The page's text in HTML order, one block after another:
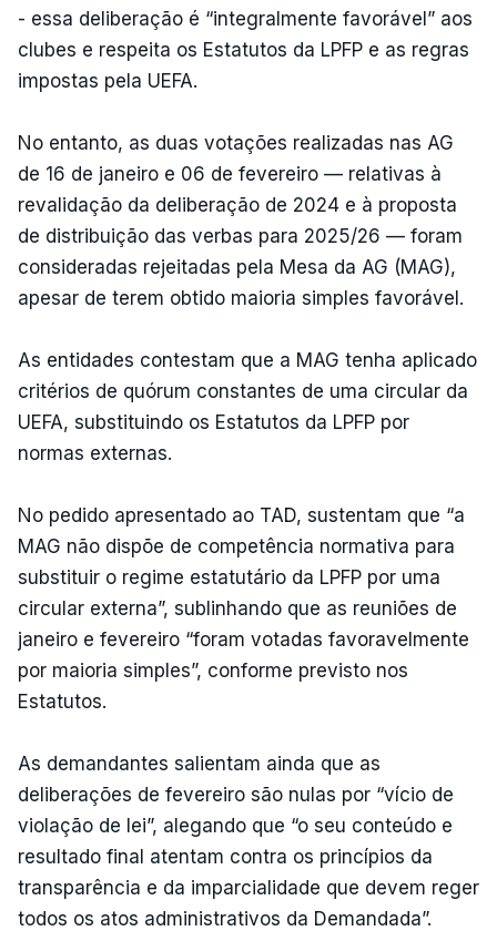
- essa deliberação é “integralmente favorável” aos
clubes e respeita os Estatutos da LPFP e as regras
impostas pela UEFA.
No entanto, as duas votações realizadas nas AG
de 16 de janeiro e 06 de fevereiro — relativas à
revalidação da deliberação de 2024 e à proposta
de distribuição das verbas para 2025/26 — foram
consideradas rejeitadas pela Mesa da AG (MAG),
apesar de terem obtido maioria simples favorável.
As entidades contestam que a MAG tenha aplicado
critérios de quórum constantes de uma circular da
UEFA, substituindo os Estatutos da LPFP por
normas externas.
No pedido apresentado ao TAD, sustentam que “a
MAG não dispõe de competência normativa para
substituir o regime estatutário da LPFP por uma
circular externa”, sublinhando que as reuniões de
janeiro e fevereiro “foram votadas favoravelmente
por maioria simples”, conforme previsto nos
Estatutos.
As demandantes salientam ainda que as
deliberações de fevereiro são nulas por “vício de
violação de lei”, alegando que “o seu conteúdo e
resultado final atentam contra os princípios da
transparência e da imparcialidade que devem reger
todos os atos administrativos da Demandada”.